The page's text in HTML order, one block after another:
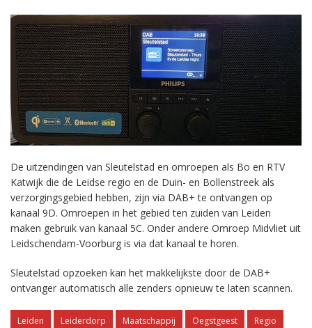
De uitzendingen van Sleutelstad en omroepen als Bo en RTV
Katwijk die de Leidse regio en de Duin- en Bollenstreek als
verzorgingsgebied hebben, zijn via DAB+ te ontvangen op
kanaal 9D. Omroepen in het gebied ten zuiden van Leiden
maken gebruik van kanaal 5C. Onder andere Omroep Midvliet uit
Leidschendam-Voorburg is via dat kanaal te horen.
Sleutelstad opzoeken kan het makkelijkste door de DAB+
ontvanger automatisch alle zenders opnieuw te laten scannen.
Leiden Leiderdorp Maatschappij Oegstgeest
Regio